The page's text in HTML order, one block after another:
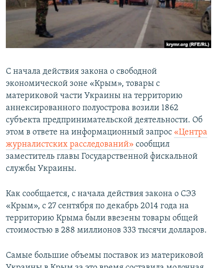
ПОБЕДИТЕЛЕЙ НЕ СУДЯТ?
КРЫМ.НЕПОКОРЕННЫЙ
ELIFBE
ПРИСОЕДИНЯЙТЕСЬ!
Все сайты RFE/RL
С начала действия закона о свободной
экономической зоне «Крым», товары с
материковой части Украины на территорию
аннексированного полуострова возили 1862
субъекта предпринимательской деятельности. Об
этом в ответе на информационный запрос «Центра
журналистских расследований» сообщил
заместитель главы Государственной фискальной
службы Украины.
Как сообщается, с начала действия закона о СЭЗ
«Крым», с 27 сентября по декабрь 2014 года на
территорию Крыма были ввезены товары общей
стоимостью в 288 миллионов 333 тысячи долларов.
Самые большие объемы поставок из материковой